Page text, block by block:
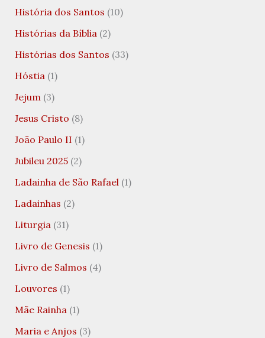
História dos Santos (10)
Histórias da Bíblia(2)
Histórias dos Santos (33)
Hóstia(1)
Jejum(3)
Jesus Cristo (8)
João Paulo II (1)
Jubileu 2025(2)
Ladainha de São Rafael(1)
Ladainhas (2)
Liturgia(31)
Livro de Genesis (1)
Livro de Salmos (4)
Louvores (1)
Mãe Rainha(1)
Maria e Anjos (3)